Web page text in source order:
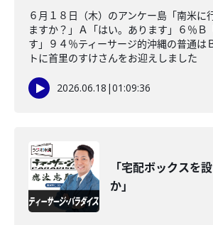
６月１８日（木）のアンケー島「南米に
ますか？」Ａ「はい。あります」６％Ｂ
す」９４％ティーサージ的沖縄の普通
トに首里のすけさんをお迎えしました
2026.06.18 |01:09:36
「宅配ボックスを
か」